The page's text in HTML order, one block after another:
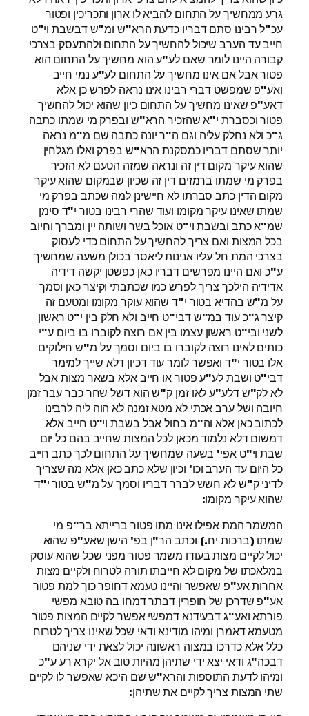
גרע ממחשיך על התחום להביא לו ארון ותכריכין ופטור
עכ"ל רבינו סתם דבריו כדעת הרא"ש ומ"ש דבשבת וי"ט
חייב עד הערב שיכול להחשיך על התחום ולהתעסק בצרכי
קבורה היינו לומר שאם לע"ע הוא מחשיך על התחום הוא
פטור אבל אם אינו מחשיך על התחום לע"ע נמי חייב
ואע"פ שמפשט דברי רבינו אינו נראה לפרש כן אלא
דאע"פ שאינו מחשיך על התחום כיון שהוא יכול להחשיך
פטור וכסברת י"א שהזכיר הרא"ש ובפרק מי שמתו כתבה
ג"כ ולא נחלק עליה וגם ה"ר יונה כתבה שם מ"מ נראה
יותר שסתם דבריו כמסקנת הרא"ש בפרק ואלו מגלחין
שהוא עיקר מקום דין זה ונראה שמזה הטעם לא הזכיר
בפרק מי שמתו ברמזים דין זה שכיון שבמקום שהוא עיקר
מקום הדין כתב סברתו לא חיישינן למה שכתב בפרק מי
שמתו שאינו עיקר מקומו ועוד שהרי רבינו בטור י"ד סימן
שמ"א כתב ובשבת וי"ט אוכל בשר ושותה יין ומברך וחיוב
בכל המצות ואם צריך להחשיך על התחום כדי לעסוק
בצרכי המת חל עליו אנינות ליאסר בכולן משעה שמחשיך
ע"כ ואם היינו מפרשים דבריו כאן כפשטן יקשה דידיה
אדידיה הילכך צריך לפרש כמו שכתבתי וקיצר כאן וסמך
על מ"ש בהדיא בטור י"ד שהוא עוקר מקומו ומטעם זה
קיצר ג"כ עוד במ"ש דבי"ט חייב ולא חלק בין י"ט ראשון
לשני ובי"ט ראשון עצמו בין אם רוצה לקוברו בו ביום ע"י
כותים לאינו רוצה לקוברו בו ביום וסמך על מ"ש חילוקים
אלו בטור י"ד ואפשר לומר עוד דכיון דלא שייך למימר
דבי"ט ושבת לע"ע פטור או חייב אלא בשאר מצות אבל
לא לק"ש דלע"ע לאו זמן ק"ש הוא דשל שחר כבר עבר זמן
חיובה ושל ערב אכתי לא מטא זמנה לא הוה ליה לרבינו
לכתוב כאן אלא וה"מ בחול אבל בשבת וי"ט חייב אלא
דמשום דלא נלמוד מכאן לכל המצות שחייב בהם כל יום
שבת וי"ט אפי' בשעה שמחשיך על התחום לכך כתב חייב
כל היום עד הערב וכו' וכיון שלא כתב כאן אלא מה שצריך
לדיני ק"ש לא חשש לברר דבריו וסמך על מ"ש בטור י"ד
שהוא עיקר מקומו:
המשמר המת אפילו אינו מתו פטור ברייתא בר"פ מי
שמתו (ברכות יח.) וכתב הר"ן בפ' הישן שאע"פ שהוא
יכול לקיים מצות בעודו משמר פטור מפני שכל שהוא עוסק
במלאכתו של מקום לא חייבתו תורה לטרוח ולקיים מצות
אחרות אע"פ שאפשר והיינו טעמא דחופר כוך למת פטור
אע"פ שדרכן של חופרין דבתר דמחו בה טובא מפשי
פורתא ואע"ג דבעידנא דמפשי אפשר לקיים המצות פטור
מטעמא דאמרן ומיהו מודינא ודאי שכל שאינו צריך לטרוח
כלל אלא כדרכו במצוה ראשונה יכול לצאת ידי שניהם
דבכה"ג ודאי יצא ידי שתיהן מהיות טוב אל יקרא רע ע"כ
ומיהו לדעת התוספות והרא"ש שם היכא שאפשר לו לקיים
שתי המצות צריך לקיים את שתיהן: